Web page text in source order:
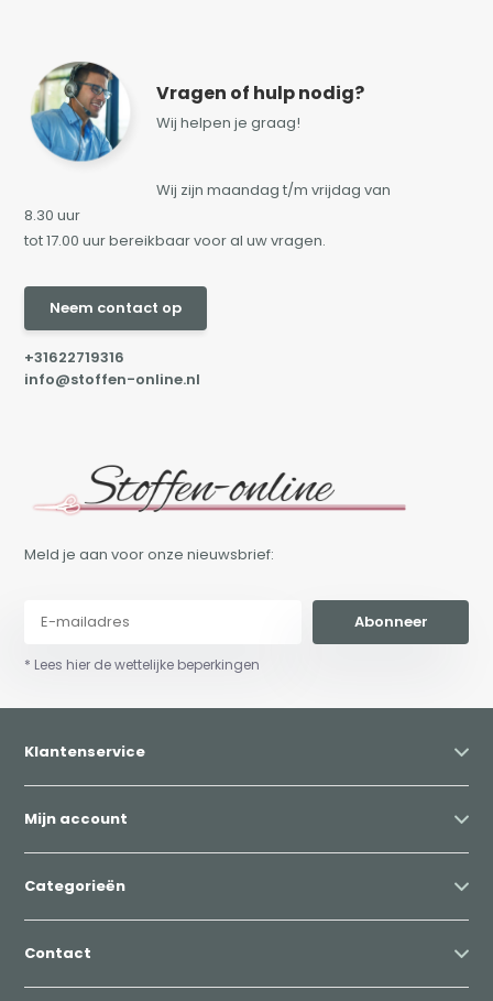
Vragen of hulp nodig?
Wij helpen je graag!
Wij zijn maandag t/m vrijdag van
8.30 uur
tot 17.00 uur bereikbaar voor al uw vragen.
Neem contact op
+31622719316
info@stoffen-online.nl
Meld je aan voor onze nieuwsbrief:
Abonneer
* Lees hier de wettelijke beperkingen
Klantenservice
Mijn account
Categorieën
Contact